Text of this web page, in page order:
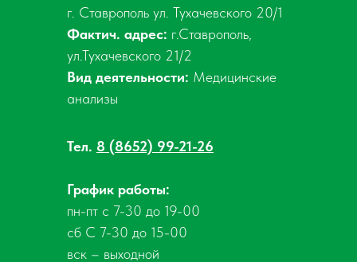
г. Ставрополь ул. Тухачевского 20/1
Фактич. адрес: г.Ставрополь,
ул.Тухачевского 21/2
Вид деятельности: Медицинские
анализы
Тел. 8 (8652) 99-21-26
График работы:
пн-пт с 7-30 до 19-00
сб С 7-30 до 15-00
вск – выходной